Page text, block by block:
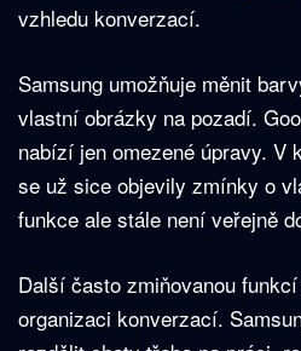
vzhledu konverzací.
Samsung umožňuje měnit
vlastní obrázky na pozadí.
nabízí jen omezené úpravy. V
se už sice objevily zmínky o
funkce ale stále není veřejně
Další často zmiňovanou
organizaci konverzací.